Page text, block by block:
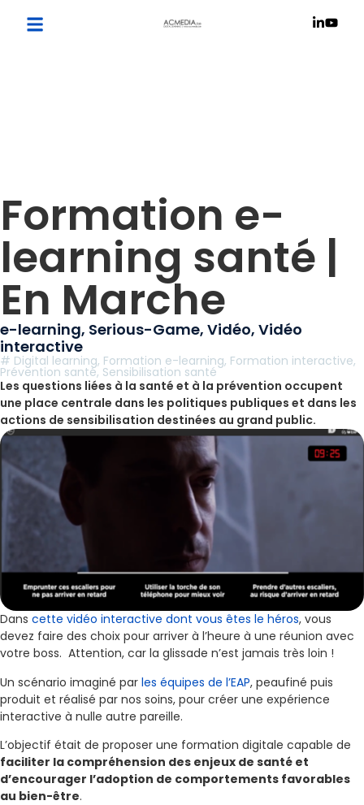
Formation e-
learning santé |
En Marche
e-learning, Serious-Game, Vidéo, Vidéo
interactive
# Digital learning, Formation e-learning, Formation interactive,
Prévention santé, Sensibilisation santé
Les questions liées à la santé et à la prévention occupent
une place centrale dans les politiques publiques et dans les
actions de sensibilisation destinées au grand public.
Dans cette vidéo interactive dont vous êtes le héros, vous
devez faire des choix pour arriver à l’heure à une réunion avec
votre boss. Attention, car la glissade n’est jamais très loin !
Un scénario imaginé par les équipes de l’EAP, peaufiné puis
produit et réalisé par nos soins, pour créer une expérience
interactive à nulle autre pareille.
L’objectif était de proposer une formation digitale capable de
faciliter la compréhension des enjeux de santé et
d’encourager l’adoption de comportements favorables
au bien-être.